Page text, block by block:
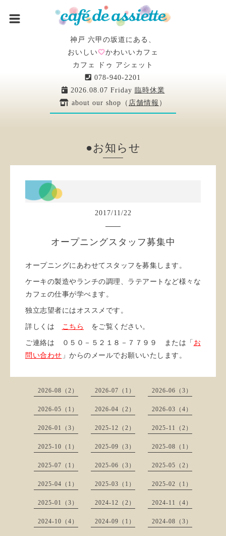
神戸 六甲の坂道にある、
おいしい
かわいいカフェ
カフェ ドゥ アシェット
078-940-2201
2026.08.07 Friday 臨時休業
about our shop（ 店舗情報 ）
●お知らせ
2017/11/22
オープニングスタッフ募集中
オープニングにあわせてスタッフを募集します。
ケーキの製造やランチの調理、ラテアートなど様々な
カフェの仕事が学べます。
独立志望者にはオススメです。
詳しくは こちら をご覧ください。
ご連絡は ０５０－５２１８－７７９９ または「 お
問い合わせ 」からのメールでお願いいたします。
2026-08（2） 2026-07（1） 2026-06（3）
2026-05（1） 2026-04（2） 2026-03（4）
2026-01（3） 2025-12（2） 2025-11（2）
2025-10（1） 2025-09（3） 2025-08（1）
2025-07（1） 2025-06（3） 2025-05（2）
2025-04（1） 2025-03（1） 2025-02（1）
2025-01（3） 2024-12（2） 2024-11（4）
2024-10（4） 2024-09（1） 2024-08（3）